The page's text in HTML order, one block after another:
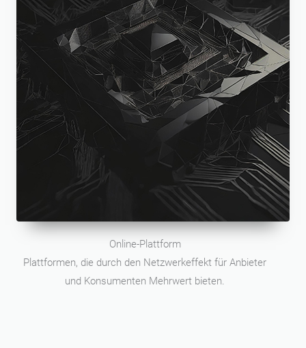
Online-Plattform
Plattformen, die durch den Netzwerkeffekt für Anbieter
und Konsumenten Mehrwert bieten.